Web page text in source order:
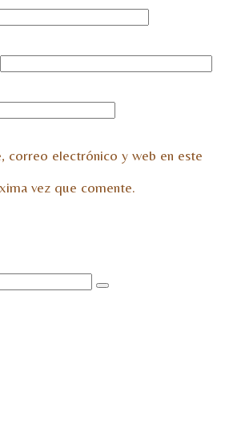
correo electrónico y web en este
vez que comente.